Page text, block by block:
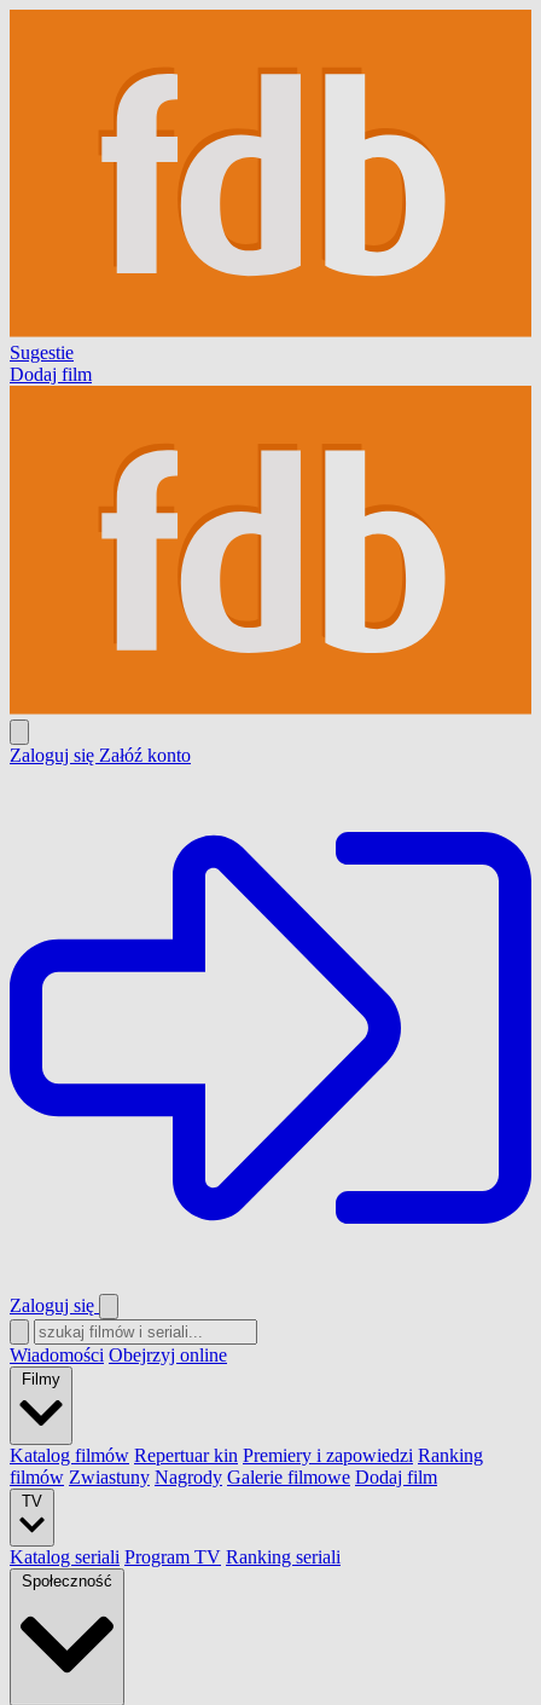
Sugestie
Dodaj film
Zaloguj się Załóź konto
Zaloguj się
Wiadomości Obejrzyj online
Filmy
Katalog filmów Repertuar kin Premiery i zapowiedzi Ranking
filmów Zwiastuny Nagrody Galerie filmowe Dodaj film
TV
Katalog seriali Program TV Ranking seriali
Społeczność